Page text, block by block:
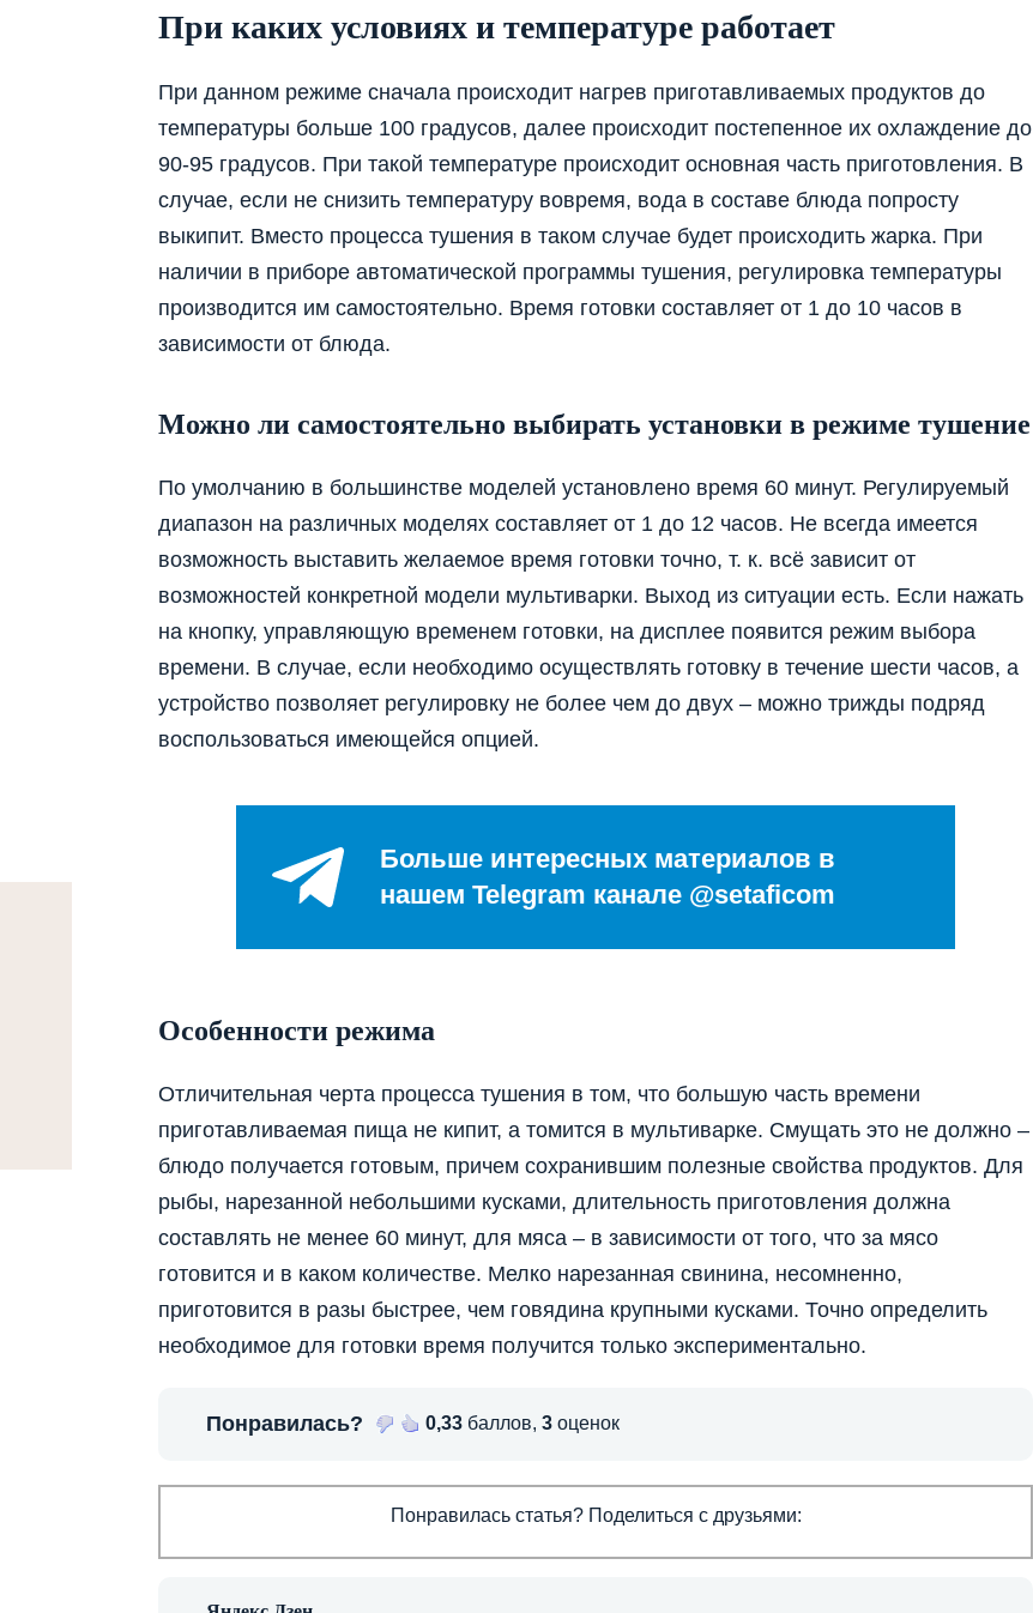
При каких условиях и температуре работает
При данном режиме сначала происходит нагрев приготавливаемых продуктов до
температуры больше 100 градусов, далее происходит постепенное их охлаждение до
90-95 градусов. При такой температуре происходит основная часть приготовления. В
случае, если не снизить температуру вовремя, вода в составе блюда попросту
выкипит. Вместо процесса тушения в таком случае будет происходить жарка. При
наличии в приборе автоматической программы тушения, регулировка температуры
производится им самостоятельно. Время готовки составляет от 1 до 10 часов в
зависимости от блюда.
Можно ли самостоятельно выбирать установки в режиме тушение
По умолчанию в большинстве моделей установлено время 60 минут. Регулируемый
диапазон на различных моделях составляет от 1 до 12 часов. Не всегда имеется
возможность выставить желаемое время готовки точно, т. к. всё зависит от
возможностей конкретной модели мультиварки. Выход из ситуации есть. Если нажать
на кнопку, управляющую временем готовки, на дисплее появится режим выбора
времени. В случае, если необходимо осуществлять готовку в течение шести часов, а
устройство позволяет регулировку не более чем до двух – можно трижды подряд
воспользоваться имеющейся опцией.
Больше интересных материалов в
нашем Telegram канале @setaficom
Особенности режима
Отличительная черта процесса тушения в том, что большую часть времени
приготавливаемая пища не кипит, а томится в мультиварке. Смущать это не должно –
блюдо получается готовым, причем сохранившим полезные свойства продуктов. Для
рыбы, нарезанной небольшими кусками, длительность приготовления должна
составлять не менее 60 минут, для мяса – в зависимости от того, что за мясо
готовится и в каком количестве. Мелко нарезанная свинина, несомненно,
приготовится в разы быстрее, чем говядина крупными кусками. Точно определить
необходимое для готовки время получится только экспериментально.
Понравилась? 0,33 баллов, 3 оценок
Понравилась статья? Поделиться с друзьями: